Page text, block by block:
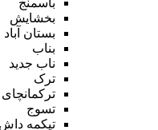
بخشایش
بستان آباد
بناب
ناب جدید
ترک
ترکمانچای
تسوج
تیکمه داش